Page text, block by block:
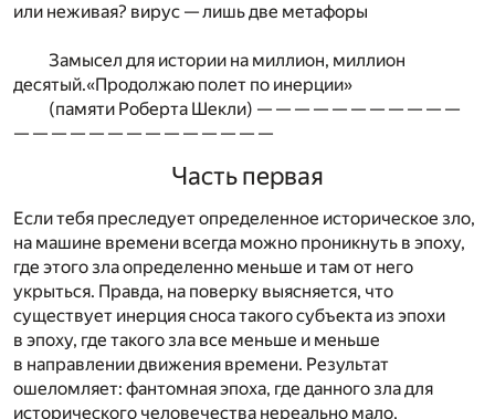
или неживая? вирус — лишь две метафоры
Замысел для истории на миллион, миллион
десятый.«Продолжаю полет по инерции»
(памяти Роберта Шекли) — — — — — — — — — — —
— — — — — — — — — — — — — —
Часть первая
Если тебя преследует определенное историческое зло,
на машине времени всегда можно проникнуть в эпоху,
где этого зла определенно меньше и там от него
укрыться. Правда, на поверку выясняется, что
существует инерция сноса такого субъекта из эпохи
в эпоху, где такого зла все меньше и меньше
в направлении движения времени. Результат
ошеломляет: фантомная эпоха, где данного зла для
исторического человечества нереально мало,